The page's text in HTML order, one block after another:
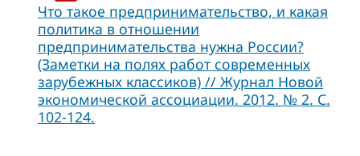
Что такое предпринимательство, и какая
политика в отношении
предпринимательства нужна России?
(Заметки на полях работ современных
зарубежных классиков) // Журнал Новой
экономической ассоциации. 2012. № 2. С.
102-124.